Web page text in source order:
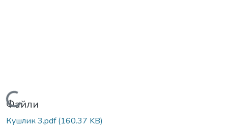
Вантажиться...
Файли
Кушлик 3.pdf(160.37 KB)